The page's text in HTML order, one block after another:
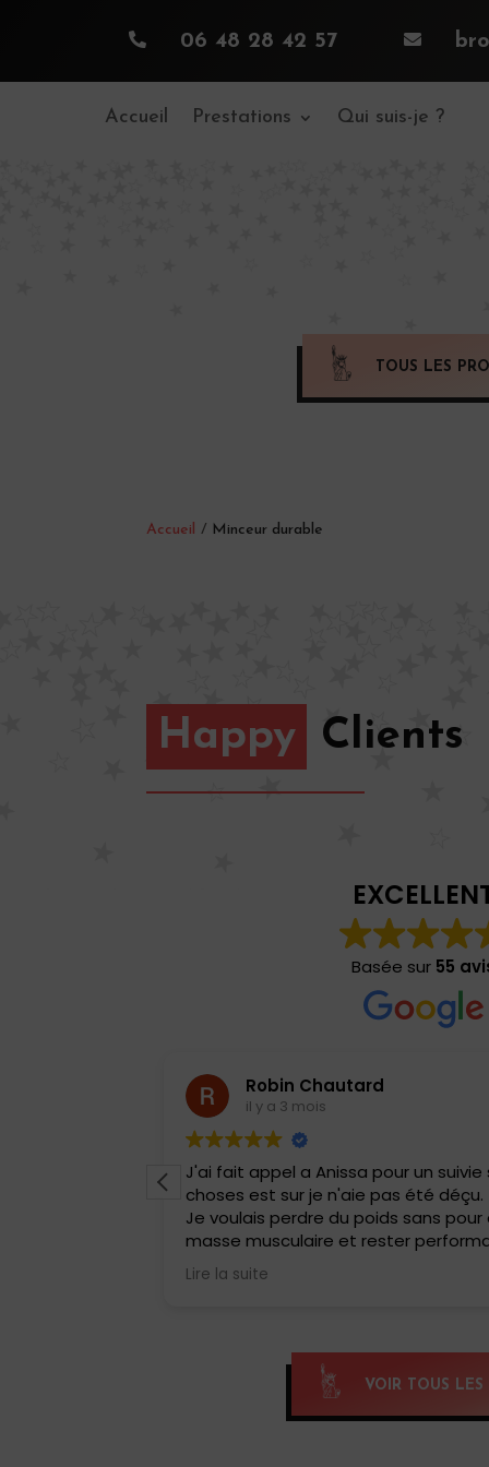
 06 48 28 42 57 
Accueil Prestations Qui suis-je ?
TOUS LES
Accueil / Minceur durable
Happy Clients
Basée sur 55
Robin Chautard
il y a 3 mois
J'ai fait appel a Anissa pour un
choses est sur je n'aie pas été déçu.
Je voulais perdre du poids sans
masse musculaire et rester
sportive .
Elle a adapté tout de suite mes
Résultat 6 kg en moins sur le
physique incroyable aucune fringale
Je la conseille a tous .
Lire la suite
VOIR TOUS LES